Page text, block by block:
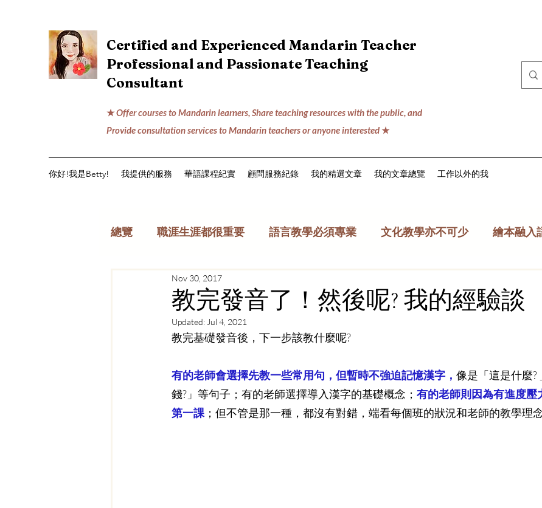
Certified and Experienced Mandarin Teacher
Professional and Passionate Teaching
Consultant
★Offer courses to Mandarin learners, Share teaching resources with the public,and
Provide consultation services to Mandarin teachers or anyone interested★
你好!我是Betty! 我提供的服務 華語課程紀實 顧問服務紀錄 我的精選文章 我的文章總覽 工作以外的我
總覽 職涯生涯都很重要 語言教學必須專業 文化教學亦不可少 繪本融入
教學顧問幫你解惑
教完發音了！然後呢? 我的經驗談
Nov 30, 2017
Updated: Jul 4, 2021
教完基礎發音後，下一步該教什麼呢?
有的老師會選擇先教一些常用句，但暫時不強迫記憶漢字， 像是「這是什麼?
錢?」等句子；有的老師選擇導入漢字的基礎概念； 有的老師則因為有進度壓
第一課 ；但不管是那一種，都沒有對錯，端看每個班的狀況和老師的教學理念